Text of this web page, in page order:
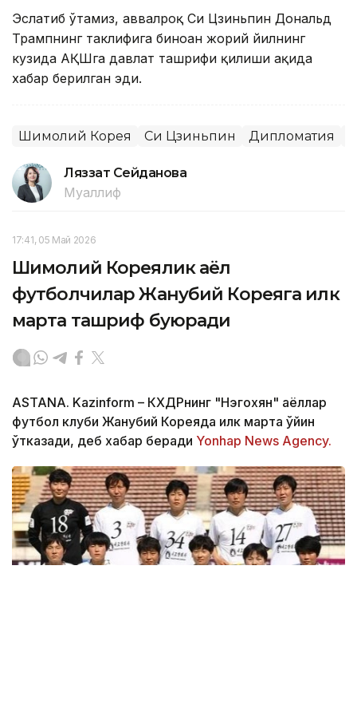
Эслатиб ўтамиз, аввалроқ Си Цзиньпин Дональд
Трампнинг таклифига биноан жорий йилнинг
кузида АҚШга давлат ташрифи қилиши ҳақида
хабар берилган эди.
Шимолий Корея Си Цзиньпин Дипломатия
Ляззат Сейданова
Муаллиф
17:41, 05 Май 2026
Шимолий Кореялик аёл
футболчилар Жанубий Кореяга илк
марта ташриф буюради
ASTANA. Kazinform – КХДРнинг "Нэгохян" аёллар
футбол клуби Жанубий Кореяда илк марта ўйин
ўтказади, деб хабар беради Yonhap News Agency.